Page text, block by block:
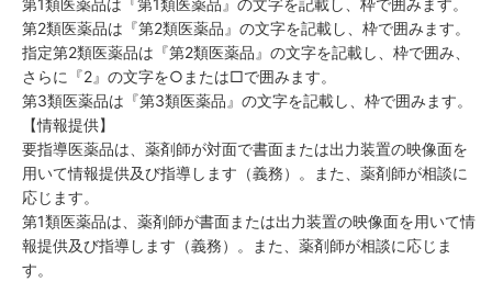
第2類医薬品は『第2類医薬品』の文字を記載し、枠で囲みます。
指定第2類医薬品は『第2類医薬品』の文字を記載し、枠で囲み、
さらに『2』の文字を○または□で囲みます。
第3類医薬品は『第3類医薬品』の文字を記載し、枠で囲みます。
【情報提供】
要指導医薬品は、薬剤師が対面で書面または出力装置の映像面を
用いて情報提供及び指導します（義務）。また、薬剤師が相談に
応じます。
第1類医薬品は、薬剤師が書面または出力装置の映像面を用いて情
報提供及び指導します（義務）。また、薬剤師が相談に応じま
す。